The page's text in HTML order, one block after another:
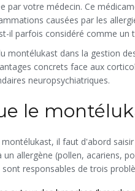
par votre médecin. Ce
causées par les
il parfois considéré comme
montélukast dans la gestion
concrets face aux
neuropsychiatriques.
le
montélukast, il faut d'abord
allergène (pollen, acariens,
sont responsables de trois